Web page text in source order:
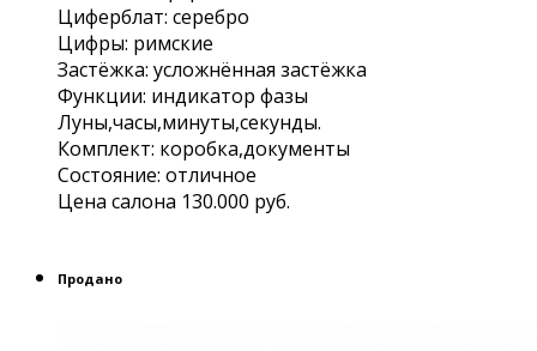
Циферблат: серебро
Цифры: римские
Застёжка: усложнённая застёжка
Функции: индикатор фазы
Луны,часы,минуты,секунды.
Комплект: коробка,документы
Состояние: отличное
Цена салона 130.000 руб.
Продано